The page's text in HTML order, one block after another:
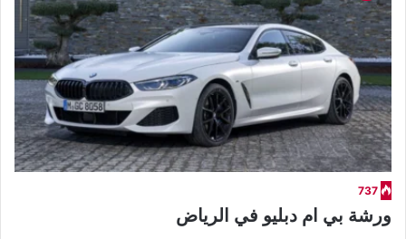
737
ورشة بي ام دبليو في الرياض